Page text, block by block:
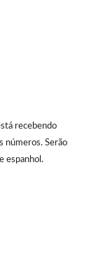
recebendo
números. Serão
espanhol.